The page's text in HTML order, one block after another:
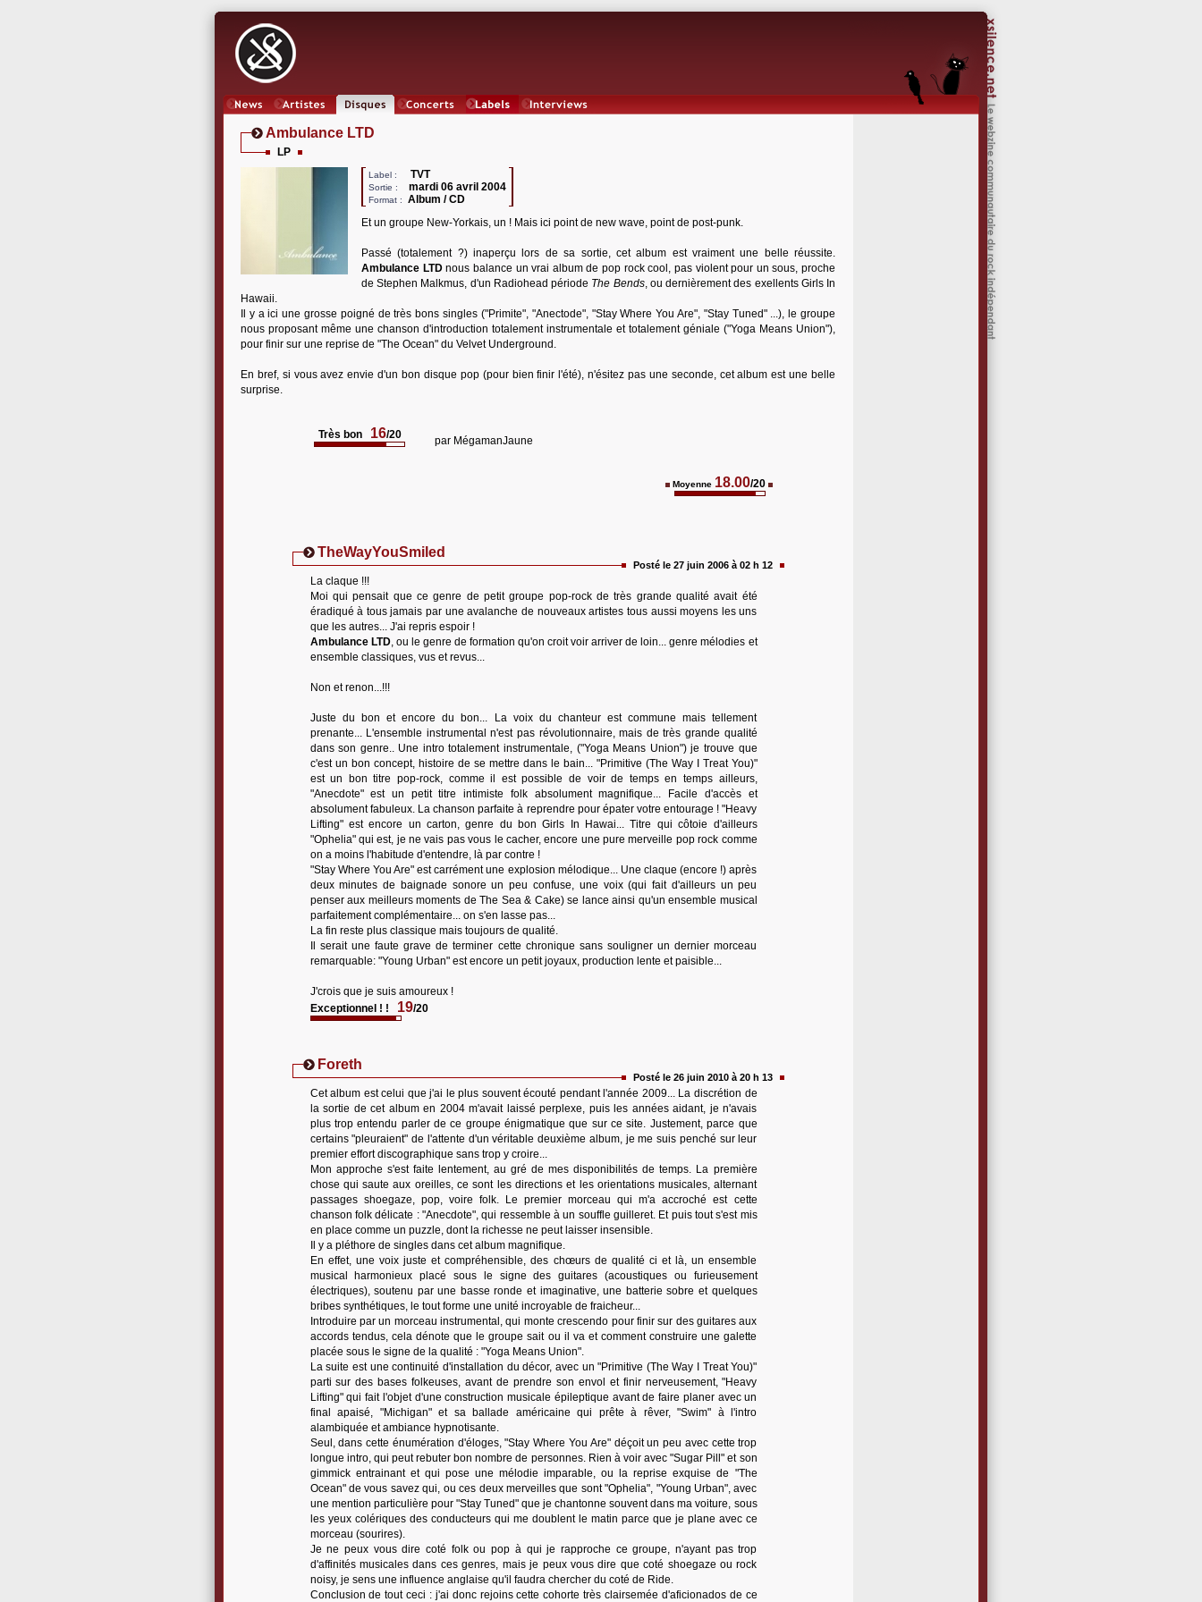
Ambulance LTD
LP
Label : TVT
Sortie : mardi 06 avril 2004
Format :
Album / CD
Et un groupe New-Yorkais, un ! Mais ici point de new wave, point de post-punk.
Passé (totalement ?) inaperçu lors de sa sortie, cet album est vraiment une belle réussite.
Ambulance LTDnous balance un vrai album de pop rock cool, pas violent pour un sous, proche
de Stephen Malkmus, d'un Radiohead période The Bends, ou dernièrement des exellents Girls In
Hawaii.
Il y a ici une grosse poigné de très bons singles ("Primite", "Anectode", "Stay Where You Are", "Stay Tuned" ...), le groupe
nous proposant même une chanson d'introduction totalement instrumentale et totalement géniale ("Yoga Means Union"),
pour finir sur une reprise de "The Ocean" du Velvet Underground.
En bref, si vous avez envie d'un bon disque pop (pour bien finir l'été), n'ésitez pas une seconde, cet album est une belle
surprise.
Très bon 16/20 par MégamanJaune
Moyenne 18.00/20
TheWayYouSmiled
Posté le 27 juin 2006 à 02 h 12
La claque !!!
Moi qui pensait que ce genre de petit groupe pop-rock de très grande qualité avait été
éradiqué à tous jamais par une avalanche de nouveaux artistes tous aussi moyens les uns
que les autres... J'ai repris espoir !
Ambulance LTD, ou le genre de formation qu'on croit voir arriver de loin... genre mélodies et
ensemble classiques, vus et revus...
Non et renon...!!!
Juste du bon et encore du bon... La voix du chanteur est commune mais tellement
prenante... L'ensemble instrumental n'est pas révolutionnaire, mais de très grande qualité
dans son genre.. Une intro totalement instrumentale, ("Yoga Means Union") je trouve que
c'est un bon concept, histoire de se mettre dans le bain... "Primitive (The Way I Treat You)"
est un bon titre pop-rock, comme il est possible de voir de temps en temps ailleurs,
"Anecdote" est un petit titre intimiste folk absolument magnifique... Facile d'accès et
absolument fabuleux. La chanson parfaite à reprendre pour épater votre entourage ! "Heavy
Lifting" est encore un carton, genre du bon Girls In Hawai... Titre qui côtoie d'ailleurs
"Ophelia" qui est, je ne vais pas vous le cacher, encore une pure merveille pop rock comme
on a moins l'habitude d'entendre, là par contre !
"Stay Where You Are" est carrément une explosion mélodique... Une claque (encore !) après
deux minutes de baignade sonore un peu confuse, une voix (qui fait d'ailleurs un peu
penser aux meilleurs moments de The Sea & Cake) se lance ainsi qu'un ensemble musical
parfaitement complémentaire... on s'en lasse pas...
La fin reste plus classique mais toujours de qualité.
Il serait une faute grave de terminer cette chronique sans souligner un dernier morceau
remarquable: "Young Urban" est encore un petit joyaux, production lente et paisible...
J'crois que je suis amoureux !
Exceptionnel ! !
19/20
Foreth
Posté le 26 juin 2010 à 20 h 13
Cet album est celui que j'ai le plus souvent écouté pendant l'année 2009... La discrétion de
la sortie de cet album en 2004 m'avait laissé perplexe, puis les années aidant, je n'avais
plus trop entendu parler de ce groupe énigmatique que sur ce site. Justement, parce que
certains "pleuraient" de l'attente d'un véritable deuxième album, je me suis penché sur leur
premier effort discographique sans trop y croire...
Mon approche s'est faite lentement, au gré de mes disponibilités de temps. La première
chose qui saute aux oreilles, ce sont les directions et les orientations musicales, alternant
passages shoegaze, pop, voire folk. Le premier morceau qui m'a accroché est cette
chanson folk délicate : "Anecdote", qui ressemble à un souffle guilleret. Et puis tout s'est mis
en place comme un puzzle, dont la richesse ne peut laisser insensible.
Il y a pléthore de singles dans cet album magnifique.
En effet, une voix juste et compréhensible, des chœurs de qualité ci et là, un ensemble
musical harmonieux placé sous le signe des guitares (acoustiques ou furieusement
électriques), soutenu par une basse ronde et imaginative, une batterie sobre et quelques
bribes synthétiques, le tout forme une unité incroyable de fraicheur...
Introduire par un morceau instrumental, qui monte crescendo pour finir sur des guitares aux
accords tendus, cela dénote que le groupe sait ou il va et comment construire une galette
placée sous le signe de la qualité : "Yoga Means Union".
La suite est une continuité d'installation du décor, avec un "Primitive (The Way I Treat You)"
parti sur des bases folkeuses, avant de prendre son envol et finir nerveusement, "Heavy
Lifting" qui fait l'objet d'une construction musicale épileptique avant de faire planer avec un
final apaisé, "Michigan" et sa ballade américaine qui prête à rêver, "Swim" à l'intro
alambiquée et ambiance hypnotisante.
Seul, dans cette énumération d'éloges, "Stay Where You Are" déçoit un peu avec cette trop
longue intro, qui peut rebuter bon nombre de personnes. Rien à voir avec "Sugar Pill" et son
gimmick entrainant et qui pose une mélodie imparable, ou la reprise exquise de "The
Ocean" de vous savez qui, ou ces deux merveilles que sont "Ophelia", "Young Urban", avec
une mention particulière pour "Stay Tuned" que je chantonne souvent dans ma voiture, sous
les yeux colériques des conducteurs qui me doublent le matin parce que je plane avec ce
morceau (sourires).
Je ne peux vous dire coté folk ou pop à qui je rapproche ce groupe, n'ayant pas trop
d'affinités musicales dans ces genres, mais je peux vous dire que coté shoegaze ou rock
noisy, je sens une influence anglaise qu'il faudra chercher du coté de Ride.
Conclusion de tout ceci : j'ai donc rejoins cette cohorte très clairsemée d'aficionados de ce